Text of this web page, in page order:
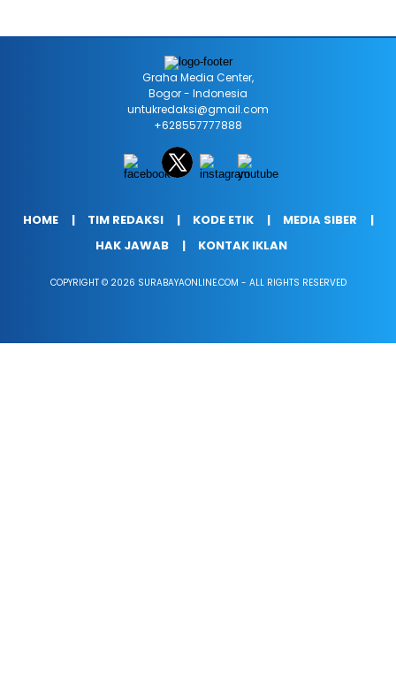
Graha Media Center,
Bogor - Indonesia
untukredaksi@gmail.com
+628557777888
HOME TIM REDAKSI KODE ETIK
MEDIA SIBER
HAK JAWAB
KONTAK IKLAN
COPYRIGHT © 2026 SURABAYAONLINE.COM - ALL RIGHTS RESERVED